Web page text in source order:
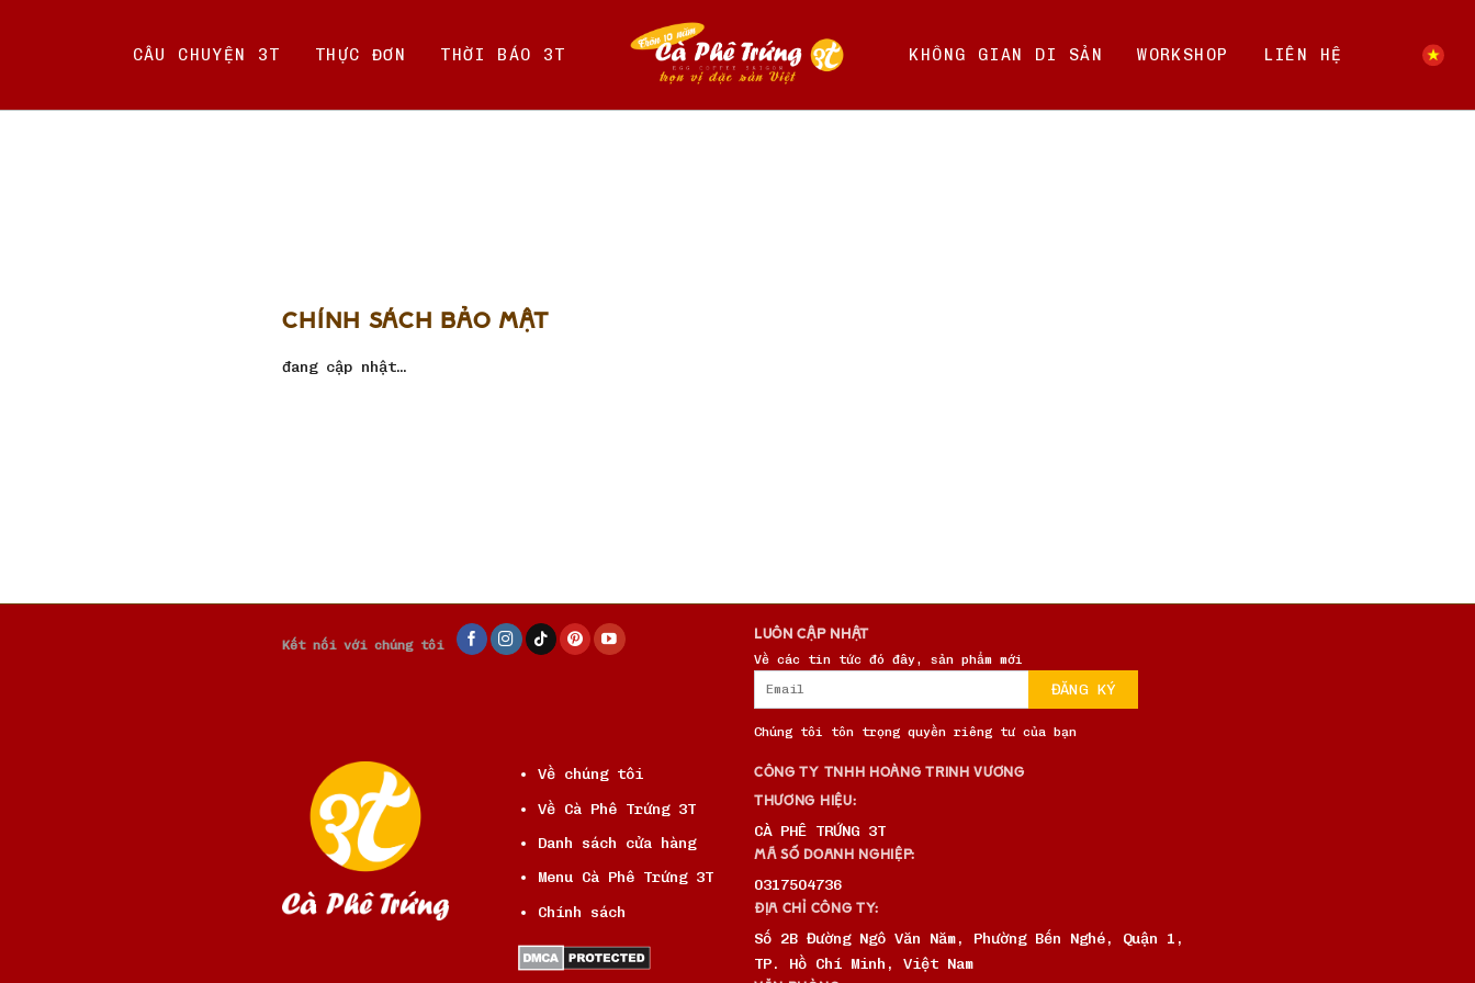
CÂU CHUYỆN 3T THỰC ĐƠN THỜI BÁO 3T KHÔNG GIAN DI SẢN WORKSHOP LIÊN HỆ
CHÍNH SÁCH BẢO MẬT
đang cập nhật…
Kết nối với chúng tôi
LUÔN CẬP NHẬT
Về các tin tức đó đây, sản phẩm mới
Chúng tôi tôn trọng quyền riêng tư của bạn
Về chúng tôi
Về Cà Phê Trứng 3T
Danh sách cửa hàng
Menu Cà Phê Trứng 3T
Chính sách
CÔNG TY TNHH HOÀNG TRINH VƯƠNG
THƯƠNG HIỆU:
CÀ PHÊ TRỨNG 3T
MÃ SỐ DOANH NGHIỆP:
0317504736
ĐỊA CHỈ CÔNG TY:
Số 2B Đường Ngô Văn Năm, Phường Bến Nghé, Quận 1,
TP. Hồ Chí Minh, Việt Nam